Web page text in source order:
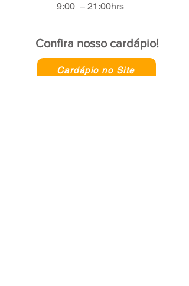
9:00 – 21:00hrs
Confira nosso cardápio!
Cardápio no Site